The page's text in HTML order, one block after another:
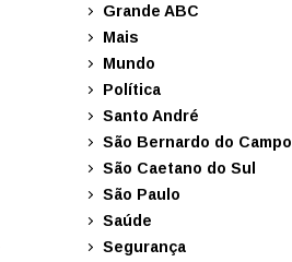
Grande ABC
Mais
Mundo
Política
Santo André
São Bernardo do Campo
São Caetano do Sul
São Paulo
Saúde
Segurança